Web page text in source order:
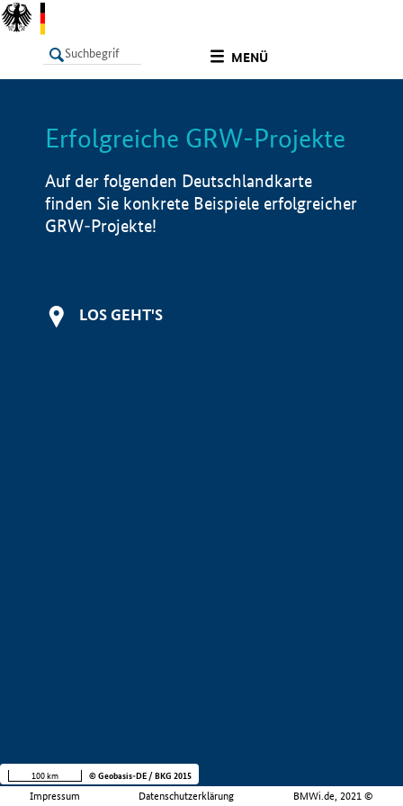
MENÜ
LISTE Info
Erfolgreiche GRW-Projekte
Auf der folgenden Deutschlandkarte
finden Sie konkrete Beispiele erfolgreicher
GRW-Projekte!
LOS GEHT'S
Impressum Datenschutzerklärung BMWi.de, 2021 ©
100 km © Geobasis-DE / BKG 2015